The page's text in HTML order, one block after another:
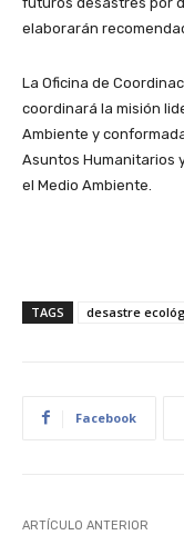
elaborarán
La Oficina de
coordinará la misión
Ambiente y
Asuntos Humanitarios
el Medio Ambiente.
TAGS desastre
Facebook
ARTÍCULO ANTERIOR